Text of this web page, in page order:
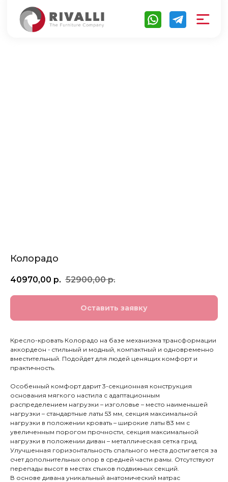
Колорадо
40970,00 р. 52900,00 р.
Оставить заявку
Кресло-кровать Колорадо на базе механизма трансформации
аккордеон - cтильный и модный, компактный и одновременно
вместительный. Подойдет для людей ценящих комфорт и
практичность.
Особенный комфорт дарит 3-секционная конструкция
основания мягкого настила с адаптационным
распределением нагрузки – изголовье – место наименьшей
нагрузки – стандартные латы 53 мм, секция максимальной
нагрузки в положении кровать – широкие латы 83 мм с
увеличенным порогом прочности, секция максимальной
нагрузки в положении диван – металлическая сетка грид.
Улучшенная горизонтальность спального места достигается за
счет дополнительных опор в средней части рамы. Отсутствуют
перепады высот в местах стыков подвижных секций.
В основе дивана уникальный анатомический матрас
Продуктовые